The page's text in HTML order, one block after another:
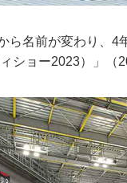
ら名前が変わり、
ショー2023）」（